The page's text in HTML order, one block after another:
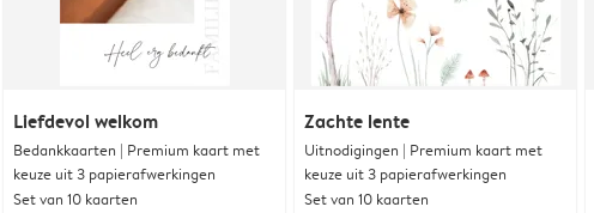
Liefdevol welkom
Bedankkaarten | Premium kaart met
keuze uit 3 papierafwerkingen
Set van 10 kaarten
Zachte lente
Uitnodigingen | Premium kaart met
keuze uit 3 papierafwerkingen
Set van 10 kaarten